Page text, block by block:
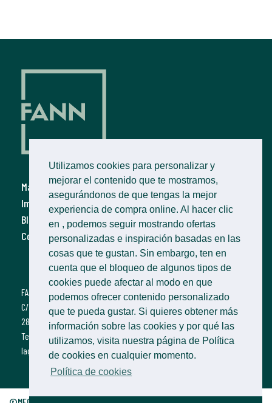
Utilizamos cookies para personalizar y
mejorar el contenido que te mostramos,
asegurándonos de que tengas la mejor
experiencia de compra online. Al hacer clic
en , podemos seguir mostrando ofertas
personalizadas e inspiración basadas en las
cosas que te gustan. Sin embargo, ten en
cuenta que el bloqueo de algunos tipos de
cookies puede afectar al modo en que
podemos ofrecer contenido personalizado
que te pueda gustar. Si quieres obtener más
información sobre las cookies y por qué las
utilizamos, visita nuestra página de Política
de cookies en cualquier momento.
Política de cookies
Marcos online
Imprimir fotos
Blog
Contacto
Política de privacidad
Política de cookies
Condiciones de compra
Envíos
Política de devoluciones
FANN
C/ Lagasca 27
28001 Madrid
Tel 91.290.58.49
lagasca@fann.es